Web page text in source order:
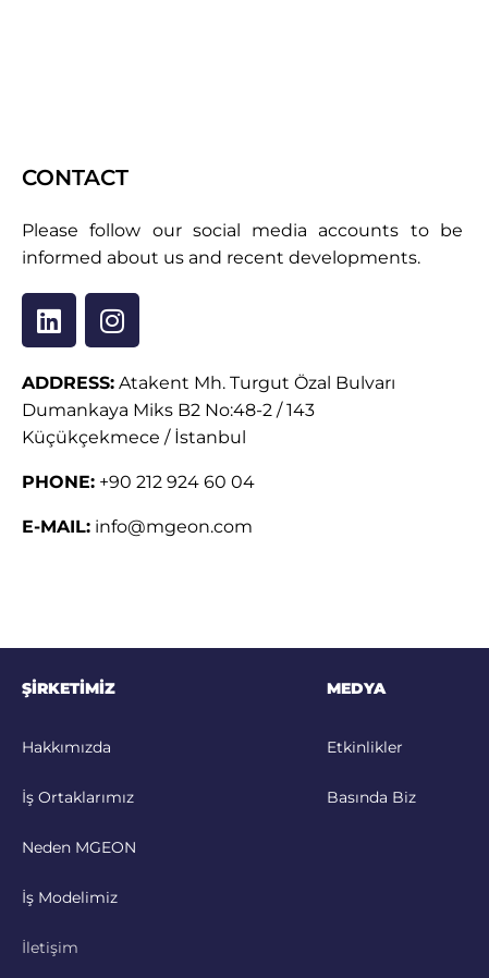
CONTACT
Please follow our social media accounts to be
informed about us and recent developments.
ADDRESS: Atakent Mh. Turgut Özal Bulvarı
Dumankaya Miks B2 No:48-2 / 143
Küçükçekmece / İstanbul
PHONE: +90 212 924 60 04
E-MAIL: info@mgeon.com
ŞİRKETİMİZ
Hakkımızda
İş Ortaklarımız
Neden MGEON
İş Modelimiz
İletişim
MEDYA
Etkinlikler
Basında Biz